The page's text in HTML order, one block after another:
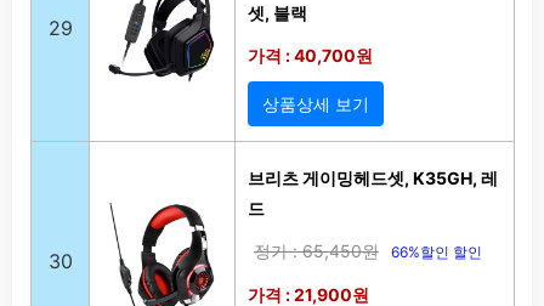
29
셋, 블랙
가격 : 40,700원
상품상세 보기
30
브리츠 게이밍헤드셋, K35GH, 레
드
정가 : 65,450원 66%할인 할인
가격 : 21,900원